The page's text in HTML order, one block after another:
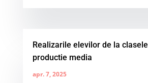
Realizarile elevilor de la
productie media
apr. 7, 2025